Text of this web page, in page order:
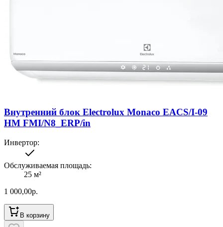
Внутренний блок Electrolux Monaco EACS/I-09
HM FMI/N8_ERP/in
Инвертор:
Обслуживаемая площадь:
25 м²
1 000,00р.
В корзину